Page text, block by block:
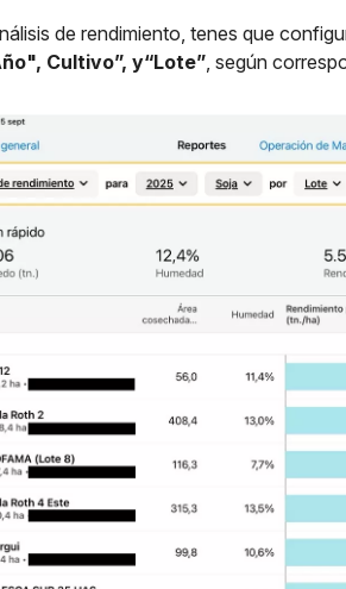
de rendimiento, tenes que
Cultivo”, y“Lote”, según